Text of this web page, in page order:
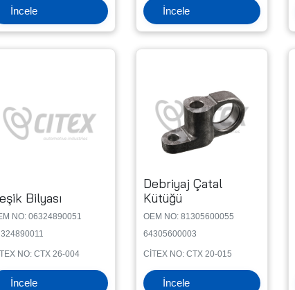
İncele İncele
Bilyası
NO: 06324890051
NO: CTX 26-004
İncele
Debriyaj Çatal
Kütüğü
OEM NO: 81305600055
64305600003
CİTEX NO: CTX 20-015
İncele